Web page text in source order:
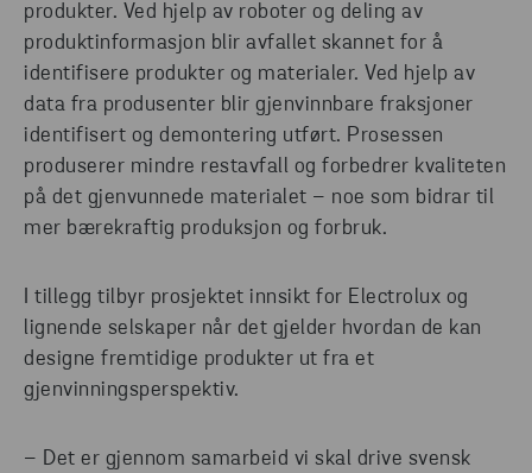
produkter. Ved hjelp av roboter og deling av
produktinformasjon blir avfallet skannet for å
identifisere produkter og materialer. Ved hjelp av
data fra produsenter blir gjenvinnbare fraksjoner
identifisert og demontering utført. Prosessen
produserer mindre restavfall og forbedrer kvaliteten
på det gjenvunnede materialet – noe som bidrar til
mer bærekraftig produksjon og forbruk.
I tillegg tilbyr prosjektet innsikt for Electrolux og
lignende selskaper når det gjelder hvordan de kan
designe fremtidige produkter ut fra et
gjenvinningsperspektiv.
– Det er gjennom samarbeid vi skal drive svensk